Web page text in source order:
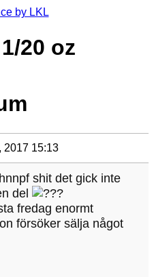
20 oz
2017 15:13
shit det gick inte
del
fredag enormt
försöker sälja något